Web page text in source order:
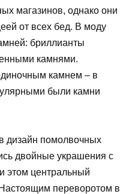
магазинов, однако они
от всех бед. В моду
бриллианты
камнями.
камнем – в
были камни
дизайн помолвочных
двойные украшения с
этом центральный
Настоящим переворотом в